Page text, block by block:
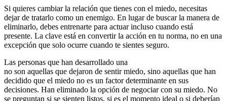
Si quieres cambiar la relación que tienes con el miedo, necesitas
dejar de tratarlo como un enemigo. En lugar de buscar la manera de
eliminarlo, debes entrenarte para actuar incluso cuando está
presente. La clave está en convertir la acción en tu norma, no en una
excepción que solo ocurre cuando te sientes seguro.
Las personas que han desarrollado una
no son aquellas que dejaron de sentir miedo, sino aquellas que han
decidido que el miedo no es un factor determinante en sus
decisiones. Han eliminado la opción de negociar con su miedo. No
se preguntan si se sienten listos, si es el momento ideal o si deberían